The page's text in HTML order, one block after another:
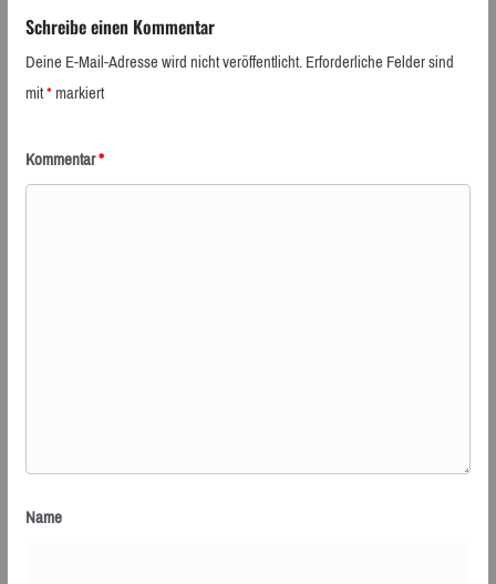
Schreibe einen Kommentar
Deine E-Mail-Adresse wird nicht veröffentlicht.Erforderliche Felder sind
mit*markiert
Kommentar*
Name